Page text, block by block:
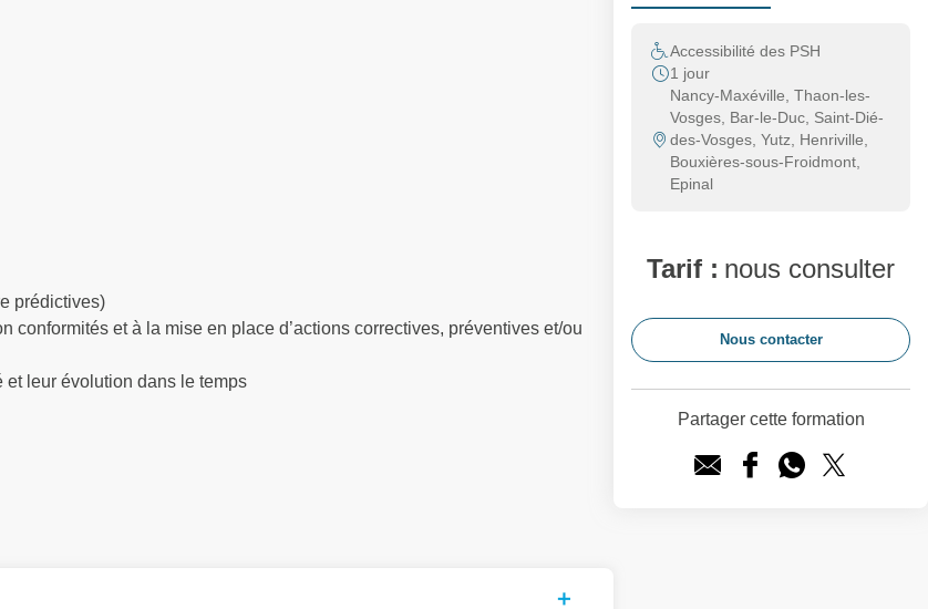
prédictives)
et à la mise en place d’actions correctives, préventives et/ou
leur évolution dans le temps
Accessibilité des PSH
1 jour
Nancy-Maxéville, Thaon-les-
Vosges, Bar-le-Duc, Saint-Dié-
des-Vosges, Yutz, Henriville,
Bouxières-sous-Froidmont,
Epinal
Tarif : nous consulter
Nous contacter
Partager cette formation